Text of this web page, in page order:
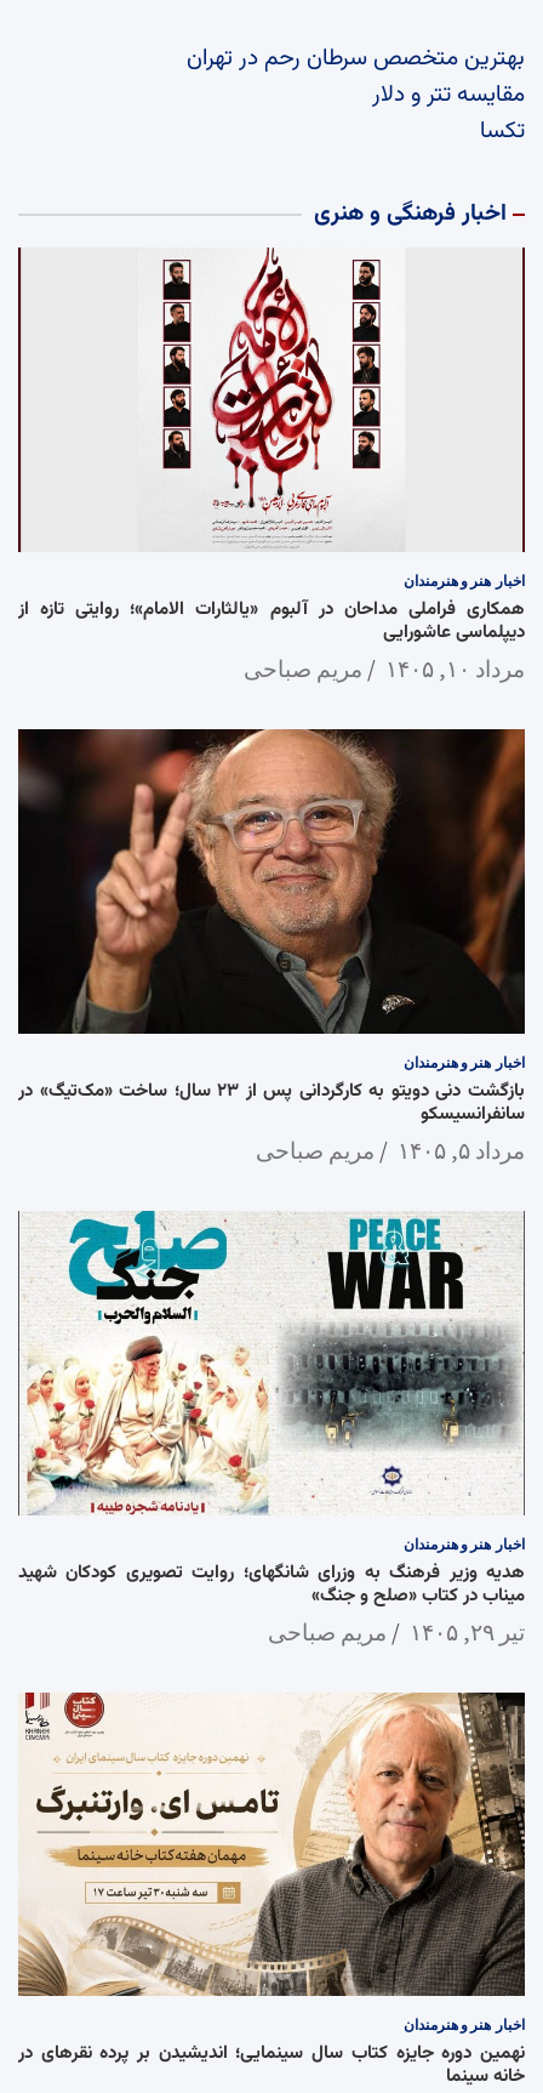
بهترین متخصص سرطان رحم در تهران
مقایسه تتر و دلار
تکسا
اخبار فرهنگی و هنری
اخبار هنر و هنرمندان
همکاری فراملی مداحان در آلبوم «یالثارات الامام»؛ روایتی تازه از
دیپلماسی عاشورایی
مرداد ۱۰, ۱۴۰۵ مریم صباحی
اخبار هنر و هنرمندان
بازگشت دنی دویتو به کارگردانی پس از ۲۳ سال؛ ساخت «مک‌تیگ» در
سانفرانسیسکو
مرداد ۵, ۱۴۰۵ مریم صباحی
اخبار هنر و هنرمندان
هدیه وزیر فرهنگ به وزرای شانگهای؛ روایت تصویری کودکان شهید
میناب در کتاب «صلح و جنگ»
تیر ۲۹, ۱۴۰۵ مریم صباحی
اخبار هنر و هنرمندان
نهمین دوره جایزه کتاب سال سینمایی؛ اندیشیدن بر پرده نقرهای در
خانه سینما